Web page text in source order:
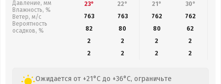
Давление, мм
Влажность, %
Ветер, м/с
Вероятность
осадков, %
23° 22° 21° 30°
763
763 762 762
82
80 80 62
2
2 2
2
2
2 2 2
Ожидается от +21°C до +36°C, ограничьте